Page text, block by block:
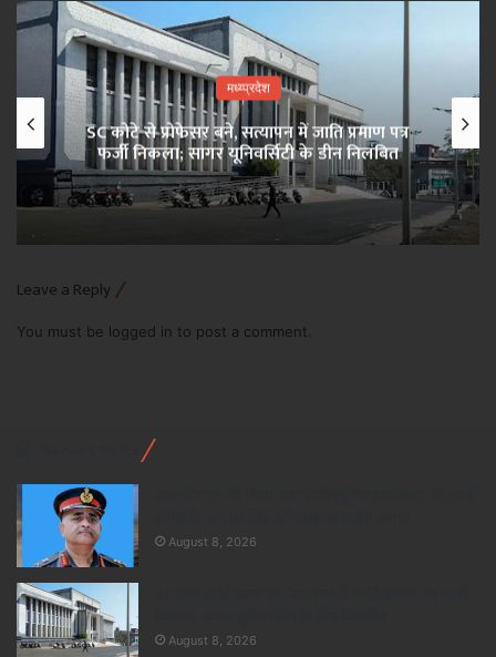
मध्य्प्रदेश
SC कोटे से प्रोफेसर बने, सत्यापन में जाति प्रमाण पत्र
फर्जी निकला; सागर यूनिवर्सिटी के डीन निलंबित
Leave a Reply
You must be logged in to post a comment.
August 8, 2026
August 8, 2026